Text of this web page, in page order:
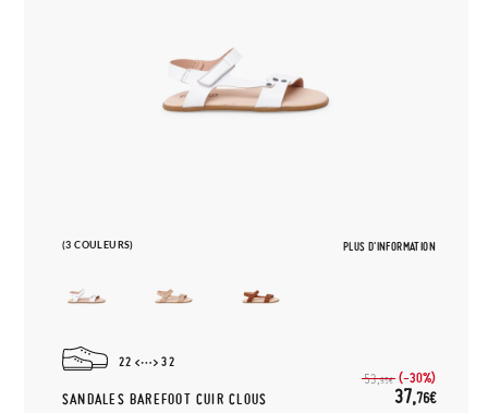
(3 COULEURS) PLUS D'INFORMATION
22 32
SANDALES BAREFOOT CUIR CLOUS
53,95€ (-30%)
37,76€